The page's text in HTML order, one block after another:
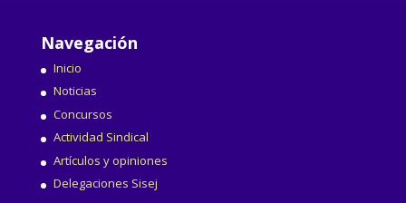
Navegación
Inicio
Noticias
Concursos
Actividad Sindical
Artículos y opiniones
Delegaciones Sisej